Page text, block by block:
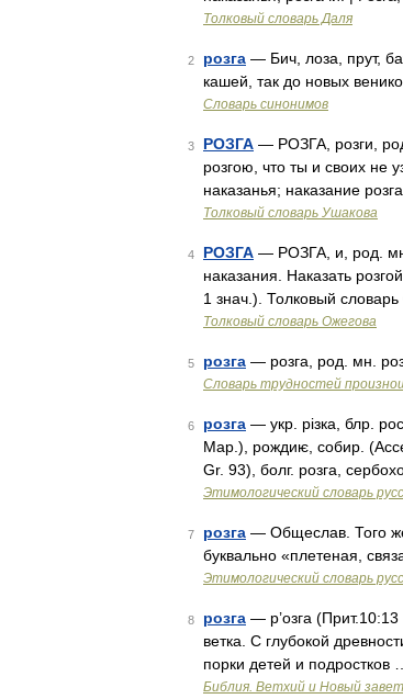
Толковый словарь Даля
2 розга — Бич, лоза, прут,
кашей, так до новых
Словарь синонимов
3 РОЗГА — РОЗГА, розги,
розгою, что ты и своих не
наказанья; наказание
Толковый словарь Ушакова
4 РОЗГА — РОЗГА, и, род. мн.
наказания. Наказать
1 знач.). Толковый
Толковый словарь Ожегова
5 розга — розга, род. мн.
Словарь трудностей
6 розга — укр. рiзка, блр.
Мар.), рождиѥ, собир.
Gr. 93), болг. розга,
Этимологический словарь
7 розга — Общеслав. Того же
буквально «плетеная,
Этимологический словарь
8 розга — р’озга
ветка. С глубокой
порки детей и подростков …
Библия. Ветхий и Новый